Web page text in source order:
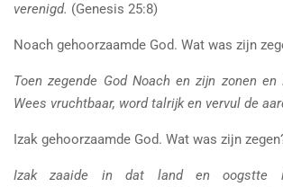
verenigd. (Genesis 25:8)
Noach gehoorzaamde God. Wat was zijn
Toen zegende God Noach en zijn zonen
Wees vruchtbaar, word talrijk en vervul de
Izak gehoorzaamde God. Wat was zijn
Izak zaaide in dat land en oogstte